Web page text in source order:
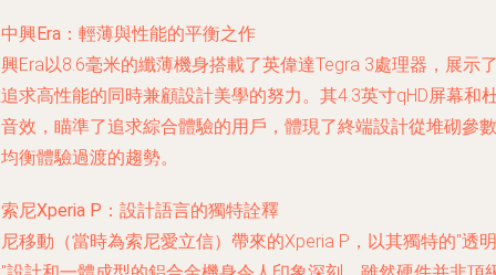
中興Era ：輕薄與性能的平衡之作
Era以8.6毫米的纖薄機身搭載了英偉達Tegra 3處理器，展示
求高性能的同時兼顧設計美學的努力。其4.3英寸qHD屏幕和
效，瞄準了追求綜合體驗的用戶，體現了終端設計從堆砌參數
衡體驗過渡的趨勢。
索尼Xperia P ：設計語言的獨特詮釋
移動（當時為索尼愛立信）帶來的Xperia P，以其獨特的"透明